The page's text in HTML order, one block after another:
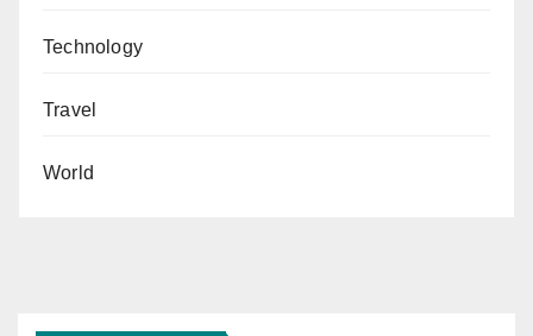
Technology
Travel
World